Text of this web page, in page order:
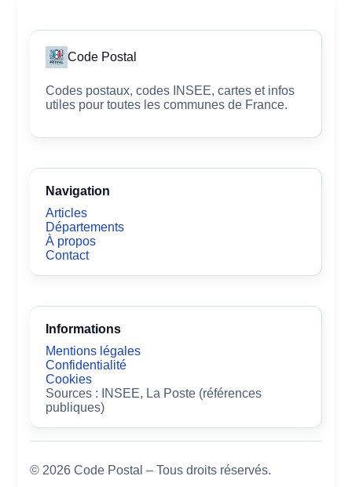
Code Postal
Codes postaux, codes INSEE, cartes et infos
utiles pour toutes les communes de France.
Navigation
Articles
Départements
À propos
Contact
Informations
Mentions légales
Confidentialité
Cookies
Sources : INSEE, La Poste (références
publiques)
© 2026 Code Postal – Tous droits réservés.